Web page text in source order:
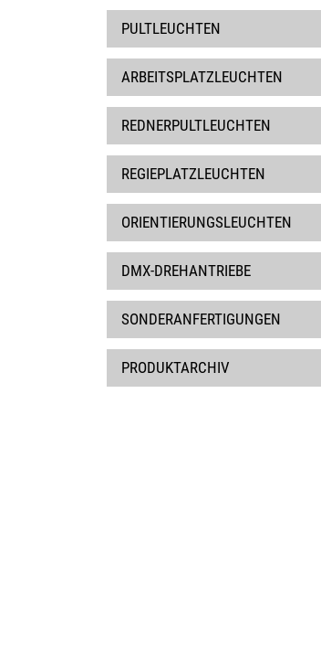
PULTLEUCHTEN
ARBEITSPLATZLEUCHTEN
REDNERPULTLEUCHTEN
REGIEPLATZLEUCHTEN
ORIENTIERUNGSLEUCHTEN
DMX-DREHANTRIEBE
SONDERANFERTIGUNGEN
PRODUKTARCHIV